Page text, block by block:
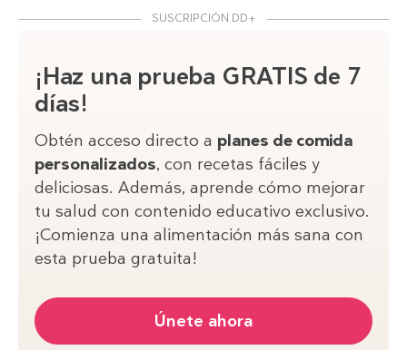
SUSCRIPCIÓN DD+
¡Haz una prueba GRATIS de 7
días!
Obtén acceso directo a planes de comida
personalizados, con recetas fáciles y
deliciosas. Además, aprende cómo mejorar
tu salud con contenido educativo exclusivo.
¡Comienza una alimentación más sana con
esta prueba gratuita!
Únete ahora